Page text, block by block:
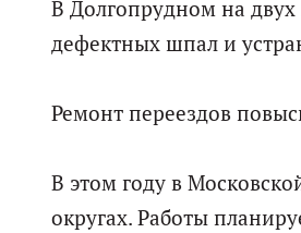
В Долгопрудном на двух
дефектных шпал и
Ремонт переездов
В этом году в
округах. Работы